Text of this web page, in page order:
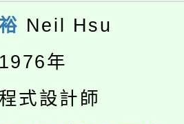
，詳情可洽有
能研習
教育及科技中
習
活教案入校路
農教育專業人
Neil Hsu
年
式設計師